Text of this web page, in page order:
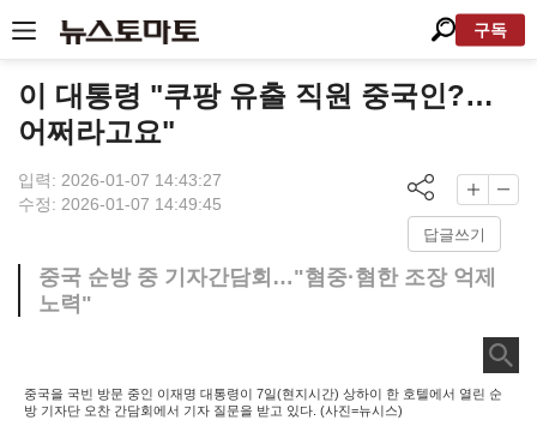
구독
이 대통령 "쿠팡 유출 직원 중국인?…
어쩌라고요"
입력: 2026-01-07 14:43:27
수정: 2026-01-07 14:49:45
답글쓰기
중국 순방 중 기자간담회…"혐중·혐한 조장 억제
노력"
중국을 국빈 방문 중인 이재명 대통령이 7일(현지시간) 상하이 한 호텔에서 열린 순
방 기자단 오찬 간담회에서 기자 질문을 받고 있다. (사진=뉴시스)